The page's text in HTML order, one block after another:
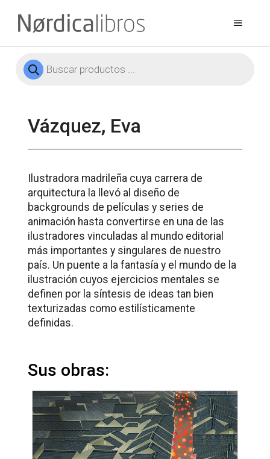
contenido
Menú
Búsqueda
de
Vázquez, Eva
Ilustradora madrileña cuya carrera de
arquitectura la llevó al diseño de
backgrounds de películas y series de
animación hasta convertirse en una de las
ilustradores vinculadas al mundo editorial
más importantes y singulares de nuestro
país. Un puente a la fantasía y el mundo de la
ilustración cuyos ejercicios mentales se
definen por la síntesis de ideas tan bien
texturizadas como estilísticamente
definidas.
Sus obras: